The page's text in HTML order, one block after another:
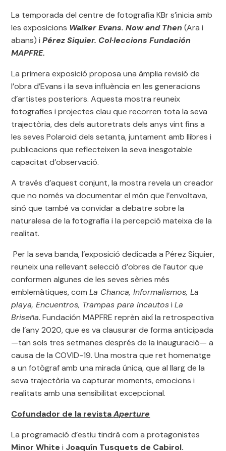
La temporada del centre de fotografia KBr s’inicia amb
les exposicions Walker Evans. Now and Then (Ara i
abans) iPérez Siquier. Col·leccions Fundación
MAPFRE.
La primera exposició proposa una àmplia revisió de
l’obra d’Evans i la seva influència en les generacions
d’artistes posteriors. Aquesta mostra reuneix
fotografies i projectes clau que recorren tota la seva
trajectòria, des dels autoretrats dels anys vint fins a
les seves Polaroid dels setanta, juntament amb llibres i
publicacions que reflecteixen la seva inesgotable
capacitat d’observació.
A través d’aquest conjunt, la mostra revela un creador
que no només va documentar el món que l’envoltava,
sinó que també va convidar a debatre sobre la
naturalesa de la fotografia i la percepció mateixa de la
realitat.
Per la seva banda, l’exposició dedicada a Pérez Siquier,
reuneix una rellevant selecció d’obres de l’autor que
conformen algunes de les seves sèries més
emblemàtiques, comLa Chanca, Informalismos, La
playa, Encuentros, Trampas para incautosiLa
Briseña. Fundación MAPFRE reprèn així la retrospectiva
de l’any 2020, que es va clausurar de forma anticipada
—tan sols tres setmanes després de la inauguració— a
causa de la COVID-19. Una mostra que ret homenatge
a un fotògraf amb una mirada única, que al llarg de la
seva trajectòria va capturar moments, emocions i
realitats amb una sensibilitat excepcional.
Cofundador de la revistaAperture
La programació d’estiu tindrà com a protagonistes
Minor Whitei Joaquín Tusquets de Cabirol.